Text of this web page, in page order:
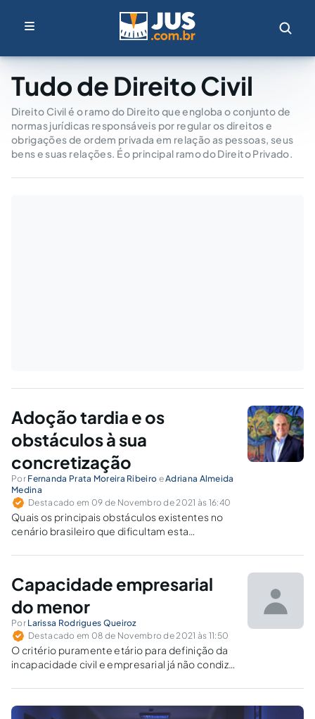
Tudo de Direito Civil
Direito Civil é o ramo do Direito que engloba o conjunto de
normas jurídicas responsáveis por regular os direitos e
obrigações de ordem privada em relação as pessoas, seus
bens e suas relações. É o principal ramo do Direito Privado.
Adoção tardia e os
obstáculos à sua
concretização
Por Fernanda Prata Moreira Ribeiro eAdriana Almeida
Medina
Destacado em 09 de Novembro de 2021 às 16:40
Quais os principais obstáculos existentes no
cenário brasileiro que dificultam esta
Capacidade empresarial
do menor
Por Larissa Rodrigues Queiroz
Destacado em 08 de Novembro de 2021 às 11:50
O critério puramente etário para definição da
incapacidade civil e empresarial já não condiz
empreendedores.